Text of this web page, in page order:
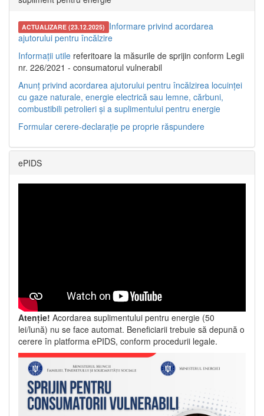
ACTUALIZARE (23.12.2025) Informare privind acordarea
ajutorului pentru încălzire
Informații utile referitoare la măsurile de sprijin conform Legii
nr. 226/2021 - consumatorul vulnerabil
Anunț privind acordarea ajutorului pentru încălzirea locuinței
cu gaze naturale, energie electrică sau lemne, cărbuni,
combustibili petrolieri și a suplimentului pentru energie
Formular cerere-declarație pe proprie răspundere
ePIDS
Atenție! Acordarea suplimentului pentru energie (50
lei/lună) nu se face automat. Beneficiarii trebuie să depună o
cerere în platforma ePIDS, conform procedurii legale.